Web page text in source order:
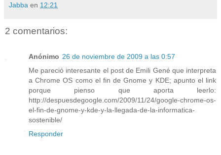
Jabba en 12:21
2 comentarios:
Anónimo 26 de noviembre de 2009 a las 0:57
Me pareció interesante el post de Emili Gené que interpreta
a Chrome OS como el fin de Gnome y KDE; apunto el link
porque pienso que aporta leerlo:
http://despuesdegoogle.com/2009/11/24/google-chrome-os-
el-fin-de-gnome-y-kde-y-la-llegada-de-la-informatica-
sostenible/
Responder